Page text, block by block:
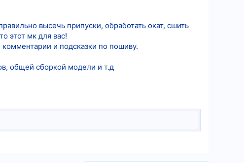
высечь припуски, обработать окат, сшить
этот мк для вас!
и подсказки по пошиву.
общей сборкой модели и т.д